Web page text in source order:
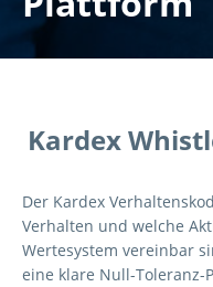
Kardex
Der Kardex
Verhalten und welche
Wertesystem vereinbar
eine klare Null-Toleranz-